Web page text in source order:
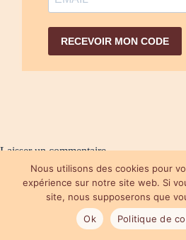
RECEVOIR MON CODE
Laisser un commentaire
Votre adresse e-mail ne sera pas publiée. Les
indiqués avec*
Nous utilisons des cookies pour
expérience sur notre site web. Si
site, nous supposerons que
Ok
Politique de